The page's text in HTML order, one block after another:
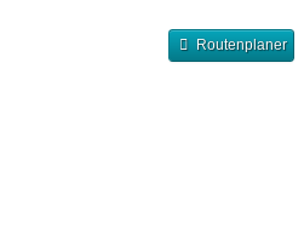
Samstagssprechstunde
Routenplaner